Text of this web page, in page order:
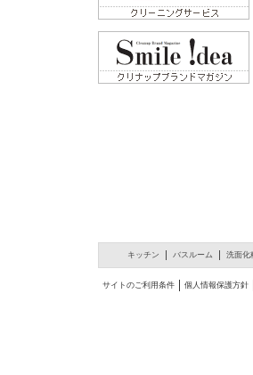
キッチン バスルーム 洗面化
サイトのご利用条件 個人情報保護方針